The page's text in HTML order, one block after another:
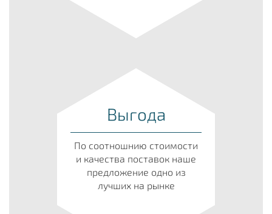
Выгода
По соотношнию стоимости
и качества поставок наше
предложение одно из
лучших на рынке